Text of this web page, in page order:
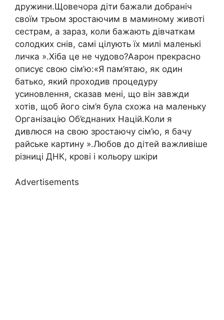
дружини.Щовечора діти бажали добраніч
своїм трьом зростаючим в маминому животі
сестрам, а зараз, коли бажають дівчаткам
солодких снів, самі цілують їх милі маленькі
личка ».Хіба це не чудово?Аарон прекрасно
описує свою сім’ю:«Я пам’ятаю, як один
батько, який проходив процедуру
усиновлення, сказав мені, що він завжди
хотів, щоб його сім’я була схожа на маленьку
Організацію Об’єднаних Націй.Коли я
дивлюся на свою зростаючу сім’ю, я бачу
райське картину ».Любов до дітей важливіше
різниці ДНК, крові і кольору шкіри
Advertisements